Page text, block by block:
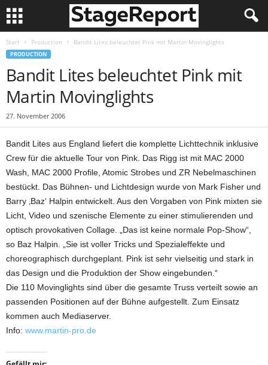
Start Production Bandit Lites beleuchtet Pink mit Martin Movinglights
PRODUCTION
Bandit Lites beleuchtet Pink mit
Martin Movinglights
27. November 2006
Bandit Lites aus England liefert die komplette Lichttechnik inklusive
Crew für die aktuelle Tour von Pink. Das Rigg ist mit MAC 2000
Wash, MAC 2000 Profile, Atomic Strobes und ZR Nebelmaschinen
bestückt. Das Bühnen- und Lichtdesign wurde von Mark Fisher und
Barry ‚Baz‘ Halpin entwickelt. Aus den Vorgaben von Pink mixten sie
Licht, Video und szenische Elemente zu einer stimulierenden und
optisch provokativen Collage. „Das ist keine normale Pop-Show“,
so Baz Halpin. „Sie ist voller Tricks und Spezialeffekte und
choreographisch durchgeplant. Pink ist sehr vielseitig und stark in
das Design und die Produktion der Show eingebunden.“
Die 110 Movinglights sind über die gesamte Truss verteilt sowie an
passenden Positionen auf der Bühne aufgestellt. Zum Einsatz
kommen auch Mediaserver.
Info: www.martin-pro.de